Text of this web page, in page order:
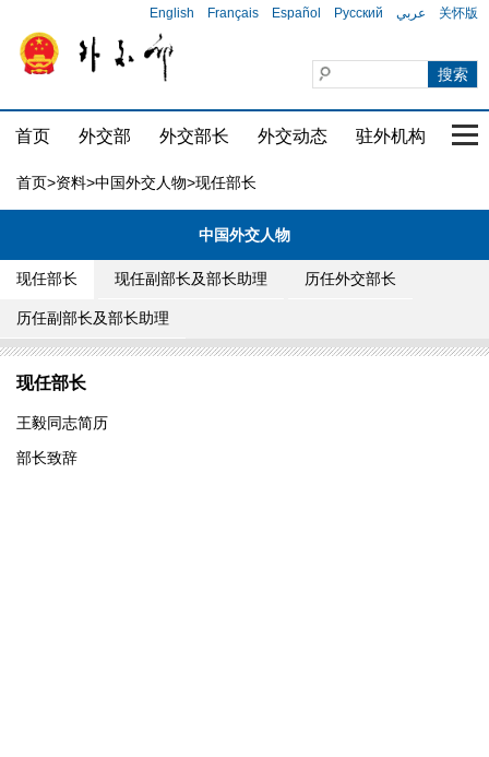
English Français Español Русский عربي 关怀版
首页 外交部 外交部长 外交动态 驻外机构 国
首页>资料>中国外交人物>现任部长
中国外交人物
现任部长 现任副部长及部长助理 历任外交部长
历任副部长及部长助理
现任部长
王毅同志简历
部长致辞